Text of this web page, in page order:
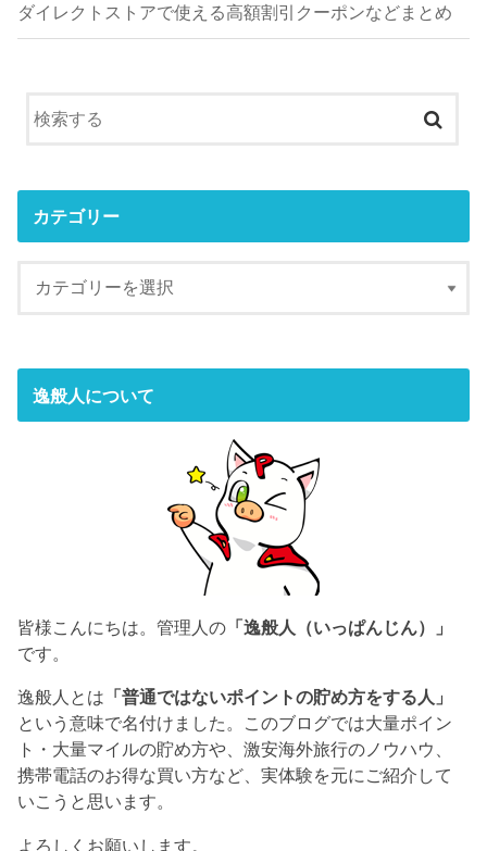
ダイレクトストアで使える高額割引クーポンなどまとめ
カテゴリー
逸般人について
皆様こんにちは。管理人の 「逸般人（いっぱんじん）」
です。
逸般人とは 「普通ではないポイントの貯め方をする人」
という意味で名付けました。このブログでは大量ポイン
ト・大量マイルの貯め方や、激安海外旅行のノウハウ、
携帯電話のお得な買い方など、実体験を元にご紹介して
いこうと思います。
よろしくお願いします。